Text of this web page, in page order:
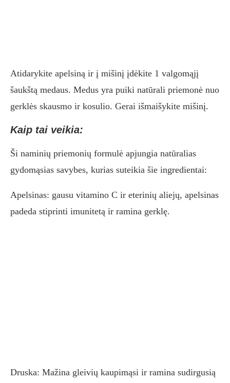
Atidarykite apelsiną ir į mišinį įdėkite 1 valgomąjį
šaukštą medaus. Medus yra puiki natūrali priemonė nuo
gerklės skausmo ir kosulio. Gerai išmaišykite mišinį.
Kaip tai veikia:
Ši naminių priemonių formulė apjungia natūralias
gydomąsias savybes, kurias suteikia šie ingredientai:
Apelsinas: gausu vitamino C ir eterinių aliejų, apelsinas
padeda stiprinti imunitetą ir ramina gerklę.
Druska: Mažina gleivių kaupimąsi ir ramina sudirgusią